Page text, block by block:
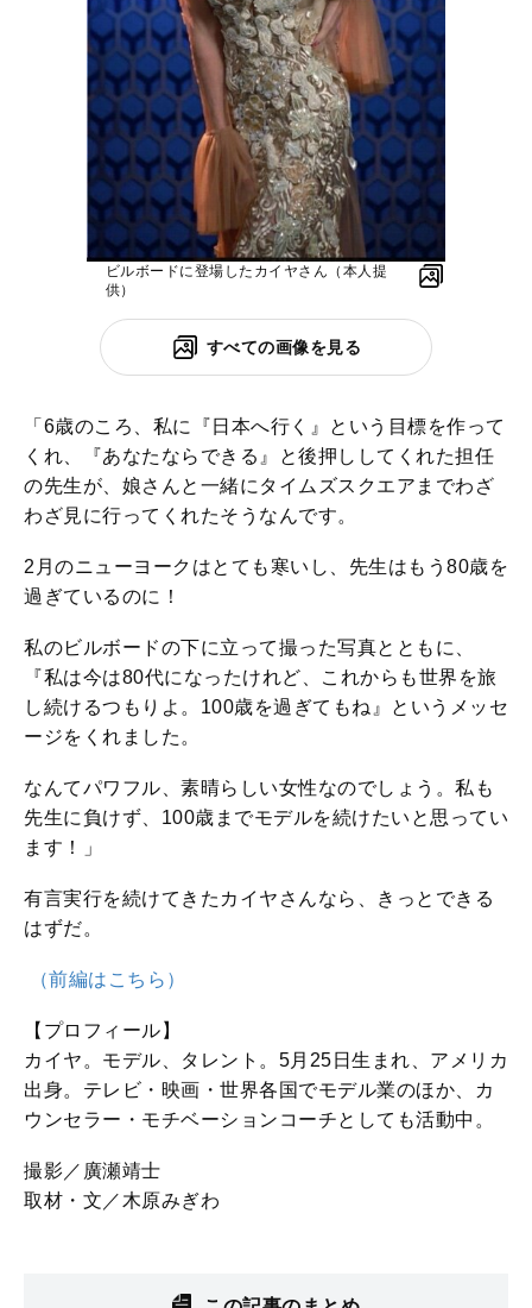
ビルボードに登場したカイヤさん（本人提
供）
すべての画像を見る
「6歳のころ、私に『日本へ行く』という目標を作って
くれ、『あなたならできる』と後押ししてくれた担任
の先生が、娘さんと一緒にタイムズスクエアまでわざ
わざ見に行ってくれたそうなんです。
2月のニューヨークはとても寒いし、先生はもう80歳を
過ぎているのに！
私のビルボードの下に立って撮った写真とともに、
『私は今は80代になったけれど、これからも世界を旅
し続けるつもりよ。100歳を過ぎてもね』というメッセ
ージをくれました。
なんてパワフル、素晴らしい女性なのでしょう。私も
先生に負けず、100歳までモデルを続けたいと思ってい
ます！」
有言実行を続けてきたカイヤさんなら、きっとできる
はずだ。
（前編はこちら）
【プロフィール】
カイヤ。モデル、タレント。5月25日生まれ、アメリカ
出身。テレビ・映画・世界各国でモデル業のほか、カ
ウンセラー・モチベーションコーチとしても活動中。
撮影／廣瀬靖士
取材・文／木原みぎわ